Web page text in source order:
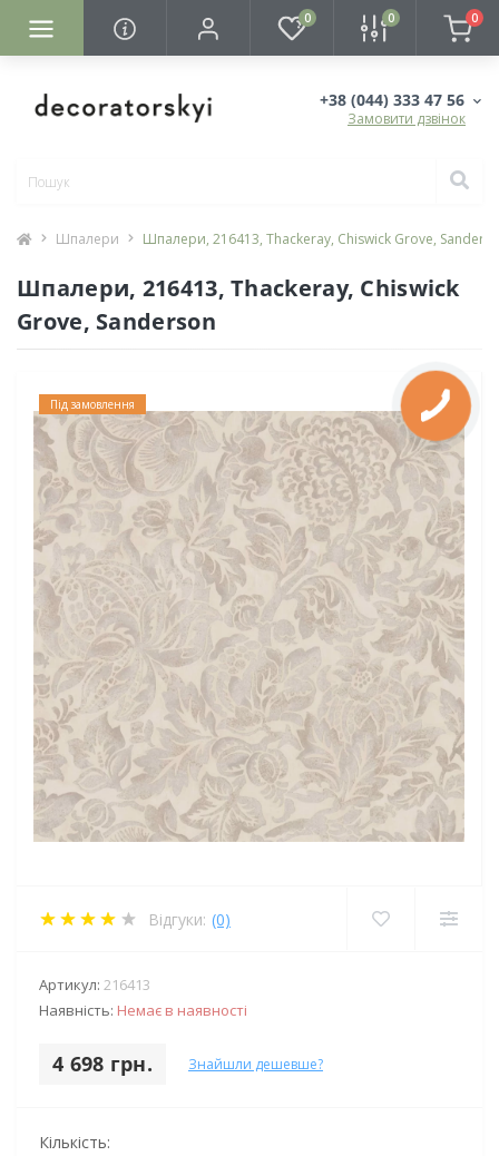
0 0 0
+38 (044) 333 47 56
Замовити дзвінок
Шпалери Шпалери, 216413, Thackeray, Chiswick Grove,
Шпалери, 216413, Thackeray, Chiswick
Grove, Sanderson
Під замовлення
Відгуки: (0)
Артикул: 216413
Наявність: Немає в наявності
4 698 грн. Знайшли дешевше?
Кількість: